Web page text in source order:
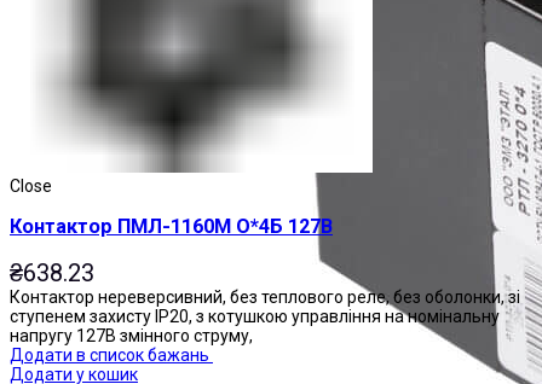
Close
Контактор ПМЛ-1160М О*4Б 127В
₴638.23
Контактор нереверсивний, без теплового реле, без оболонки, зі
ступенем захисту IP20, з котушкою управління на номінальну
напругу 127В змінного струму,
Додати в список бажань
Додати у кошик